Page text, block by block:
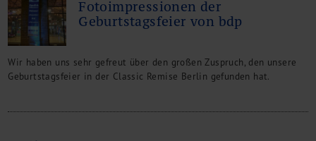
Fotoimpressionen der
Geburtstagsfeier von bdp
Wir haben uns sehr gefreut über den großen Zuspruch, den unsere
Geburtstagsfeier in der Classic Remise Berlin gefunden hat.